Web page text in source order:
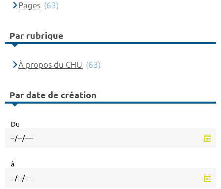
Pages (63)
Par rubrique
À propos du CHU (63)
Par date de création
Du
à